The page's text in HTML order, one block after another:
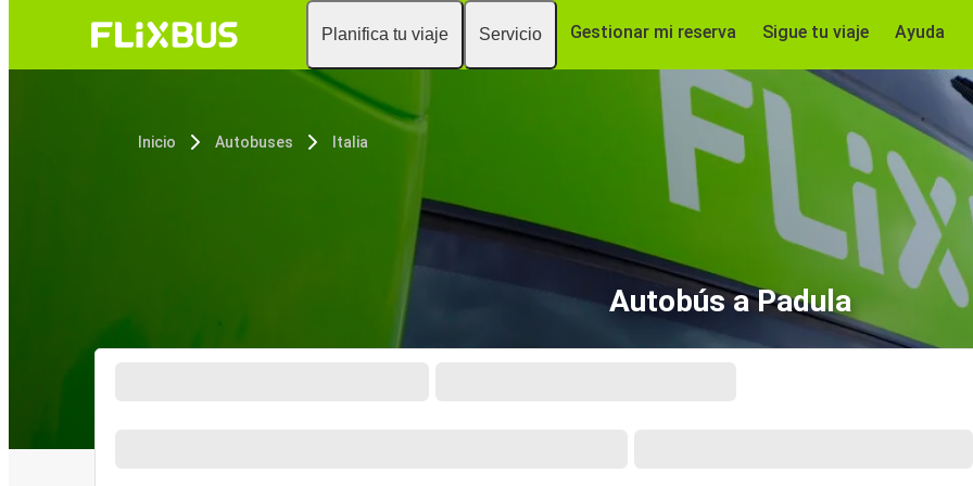
Planifica tu viaje Servicio Gestionar mi reserva Sigue tu viaje Ayuda
Inicio Autobuses Italia
Autobús a Padula